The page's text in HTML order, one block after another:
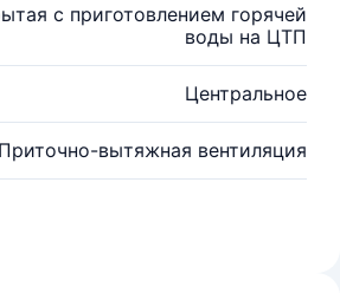
с приготовлением горячей
воды на ЦТП
Центральное
Приточно-вытяжная вентиляция